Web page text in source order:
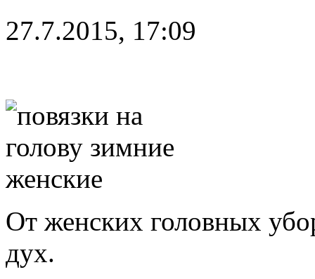
27.7.2015, 17:09
От женских головных
дух.